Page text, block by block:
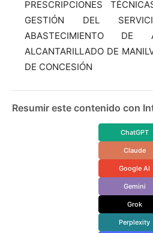
PRESCRIPCIONES
GESTIÓN DEL
ABASTECIMIENTO
ALCANTARILLADO DE
DE CONCESIÓN
Resumir este contenido con
ChatGPT
Claude
Google AI
Gemini
Grok
Perplexity